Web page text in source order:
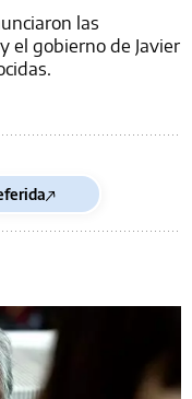
las
el gobierno de Javier